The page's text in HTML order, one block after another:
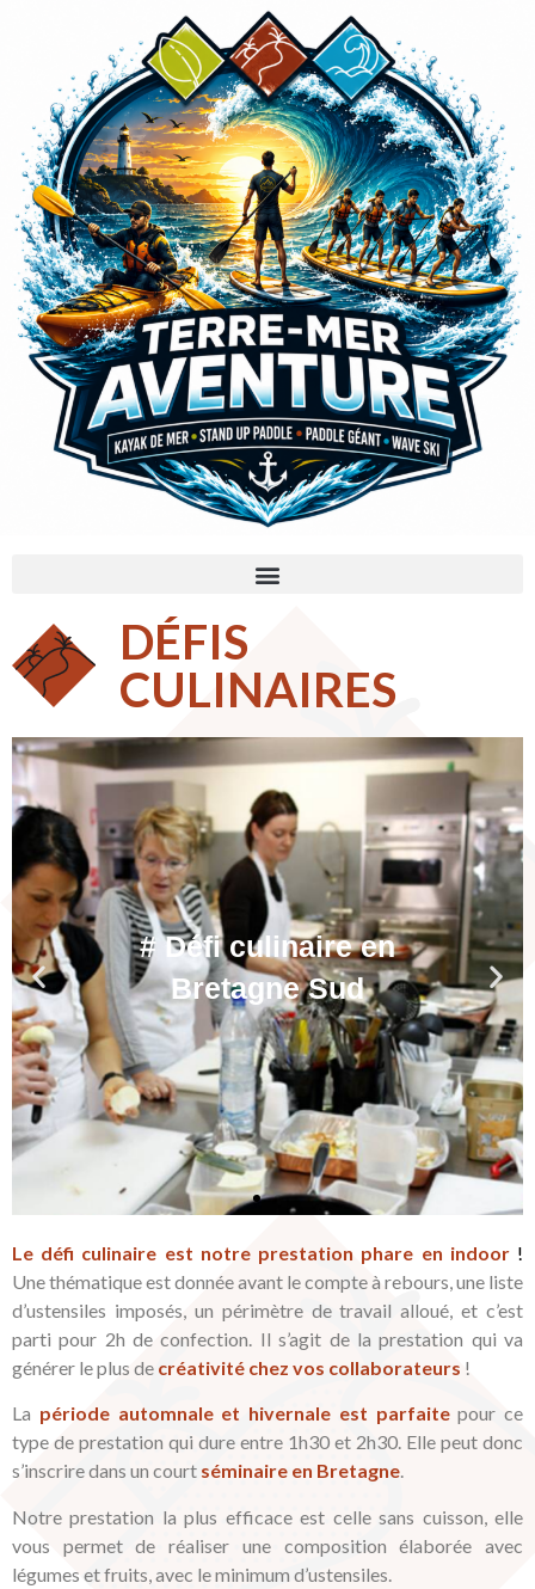
DÉFIS
CULINAIRES
Le défi culinaire est notre prestation phare en indoor !
Une thématique est donnée avant le compte à rebours, une liste
d’ustensiles imposés, un périmètre de travail alloué, et c’est
parti pour 2h de confection. Il s’agit de la prestation qui va
générer le plus de créativité chez vos collaborateurs !
La période automnale et hivernale est parfaitepour ce
type de prestation qui dure entre 1h30 et 2h30. Elle peut donc
s’inscrire dans un court séminaire en Bretagne.
Notre prestation la plus efficace est celle sans cuisson, elle
vous permet de réaliser une composition élaborée avec
légumes et fruits, avec le minimum d’ustensiles.